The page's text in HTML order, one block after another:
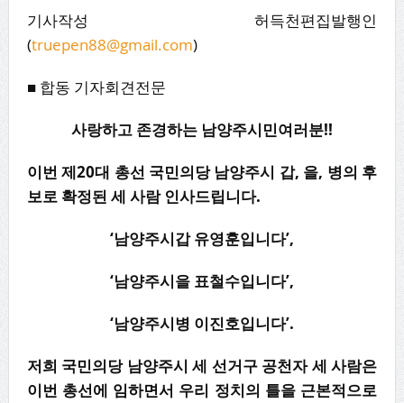
기사작성 허득천편집발행인
(truepen88@gmail.com)
■ 합동 기자회견전문
사랑하고 존경하는 남양주시민여러분!!
이번 제20대 총선 국민의당 남양주시 갑, 을, 병의 후
보로 확정된 세 사람 인사드립니다.
‘남양주시갑 유영훈입니다’,
‘남양주시을 표철수입니다’,
‘남양주시병 이진호입니다’.
저희 국민의당 남양주시 세 선거구 공천자 세 사람은
이번 총선에 임하면서 우리 정치의 틀을 근본적으로